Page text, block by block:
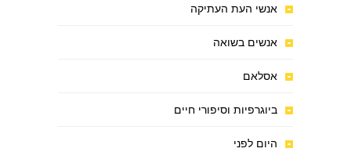
אנשי העת העתיקה
אנשים בשואה
אסלאם
ביוגרפיות וסיפורי חיים
היום לפני